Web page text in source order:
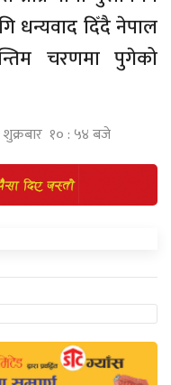
धन्यवाद दिँदै नेपाल
चरणमा पुगेको
शुक्रबार १० : ५४ बजे